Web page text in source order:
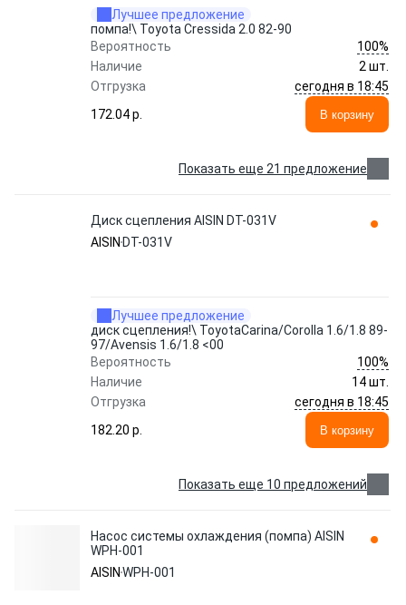
Лучшее предложение
помпа!\ Toyota Cressida 2.0 82-90
Вероятность
100%
Наличие
2 шт.
Отгрузка
сегодня в 18:45
172.04 p.
В корзину
Показать еще 21 предложение
Диск сцепления AISIN DT-031V
AISIN DT-031V
Лучшее предложение
диск сцепления!\ ToyotaCarina/Corolla 1.6/1.8 89-
97/Avensis 1.6/1.8 <00
Вероятность
100%
Наличие
14 шт.
Отгрузка
сегодня в 18:45
182.20 p.
В корзину
Показать еще 10 предложений
Насос системы охлаждения (помпа) AISIN
WPH-001
AISIN WPH-001